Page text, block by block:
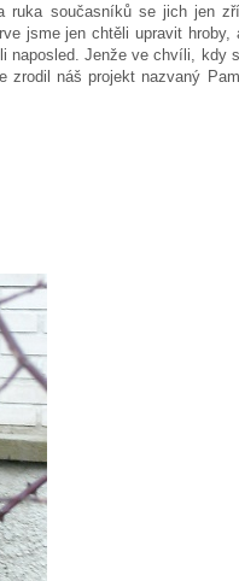
ruka současníků se jich jen
jsme jen chtěli upravit hroby,
naposled. Jenže ve chvíli, kdy
zrodil náš projekt nazvaný